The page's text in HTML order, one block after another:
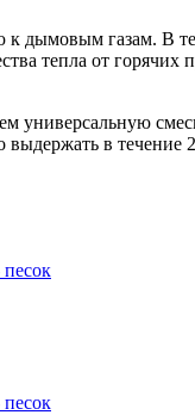
дымовым газам. В
тепла от
универсальную
в